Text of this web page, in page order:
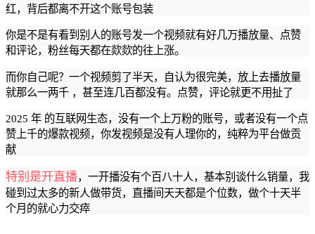
红，背后都离不开这个账号包装
你是不是有看到别人的账号发一个视频就有好几万播放量、点赞
和评论，粉丝每天都在欻欻的往上涨。
而你自己呢？一个视频剪了半天，自认为很完美，放上去播放量
就那么一两千 ，甚至连几百都没有。点赞，评论就更不用扯了
2025 年 的互联网生态，没有一个上万粉的账号，或者没有一个点
赞上千的爆款视频，你发视频是没有人理你的，纯粹为平台做贡
献
特别是开直播， 一开播没有个百八十人，基本别谈什么销量，我
碰到过太多的新人做带货，直播间天天都是个位数，做个十天半
个月的就心力交瘁